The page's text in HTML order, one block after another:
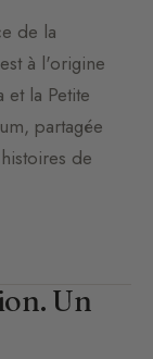
de la
à l'origine
la Petite
partagée
de
Un